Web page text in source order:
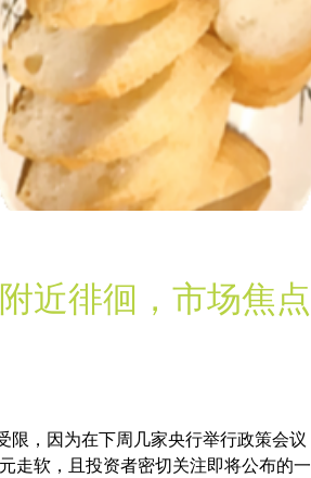
近徘徊，市场焦点
限，因为在下周几家央行举行政策会议
走软，且投资者密切关注即将公布的一